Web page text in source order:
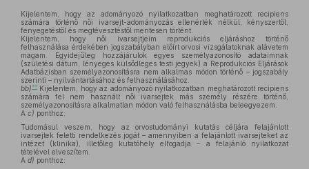
Kijelentem, hogy az adományozó nyilatkozatban meghatározott recipiens
számára történő női ivarsejt-adományozás ellenérték nélkül, kényszertől,
fenyegetéstől és megtévesztéstől mentesen történt.
Kijelentem, hogy női ivarsejtjeim reprodukciós eljáráshoz történő
felhasználása érdekében jogszabályban előírt orvosi vizsgálatoknak alávetem
magam. Egyidejűleg hozzájárulok egyes személyazonosító adataimnak
(születési dátum, lényeges külsődleges testi jegyek) a Reprodukciós Eljárások
Adatbázisban személyazonosításra nem alkalmas módon történő – jogszabály
szerinti – nyilvántartásához és felhasználásához.
bb) ** Kijelentem, hogy az adományozó nyilatkozatban meghatározott recipiens
számára fel nem használt női ivarsejtek más személy részére történő,
személyazonosításra alkalmatlan módon való felhasználásba beleegyezem.
A c) ponthoz:
Tudomásul veszem, hogy az orvostudományi kutatás céljára felajánlott
ivarsejtek feletti rendelkezés jogát – amennyiben a felajánlott ivarsejteket az
intézet (klinika), illetőleg kutatóhely elfogadja – a felajánló nyilatkozat
tételével elveszítem.
A d) ponthoz: